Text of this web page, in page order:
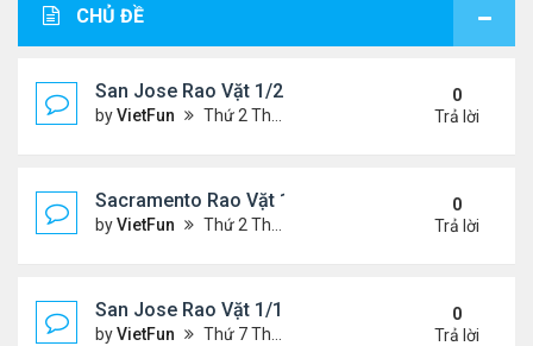
CHỦ ĐỀ
San Jose Rao Vặt 1/21/22- 1/28/22
byVietFun Thứ 2 Tháng 1 24, 2022 10:25 pm
0
Trả lời
Sacramento Rao Vặt 1/21/22- 1/28/22
byVietFun Thứ 2 Tháng 1 24, 2022 10:20 pm
0
Trả lời
San Jose Rao Vặt 1/14/22- 1/21/22
byVietFun Thứ 7 Tháng 1 15, 2022 8:54 pm
0
Trả lời